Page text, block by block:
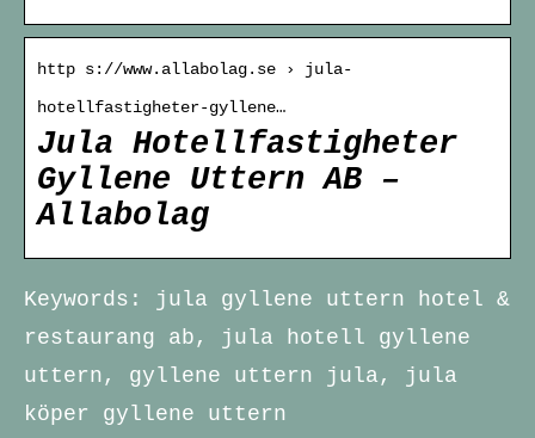
http s://www.allabolag.se › jula-
hotellfastigheter-gyllene…
Jula Hotellfastigheter
Gyllene Uttern AB –
Allabolag
Keywords: jula gyllene uttern hotel &
restaurang ab, jula hotell gyllene
uttern, gyllene uttern jula, jula
köper gyllene uttern